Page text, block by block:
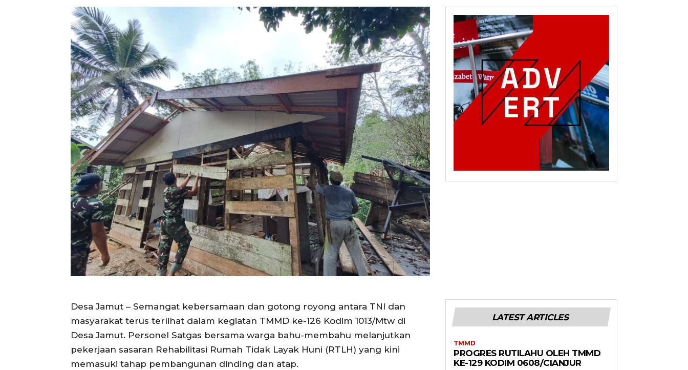
Desa Jamut – Semangat kebersamaan dan gotong royong antara TNI dan
masyarakat terus terlihat dalam kegiatan TMMD ke-126 Kodim 1013/Mtw di
Desa Jamut. Personel Satgas bersama warga bahu-membahu melanjutkan
pekerjaan sasaran Rehabilitasi Rumah Tidak Layak Huni (RTLH) yang kini
memasuki tahap pembangunan dinding dan atap.
LATEST ARTICLES
TMMD
PROGRES RUTILAHU OLEH TMMD
KE-129 KODIM 0608/CIANJUR